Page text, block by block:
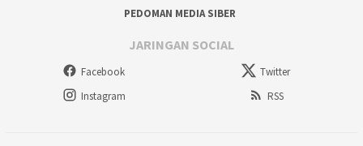
PEDOMAN MEDIA SIBER
JARINGAN SOCIAL
Facebook
Twitter
Instagram
RSS